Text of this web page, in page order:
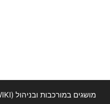
מושגים במורכבות ובניהול (WIKI)